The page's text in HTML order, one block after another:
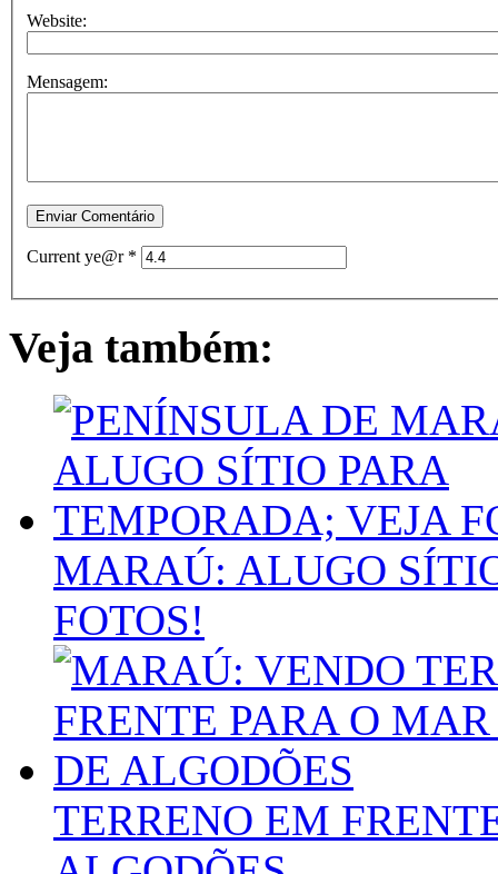
Website:
Mensagem:
Current ye@r *
Veja também:
MARAÚ: ALUGO
FOTOS!
TERRENO EM